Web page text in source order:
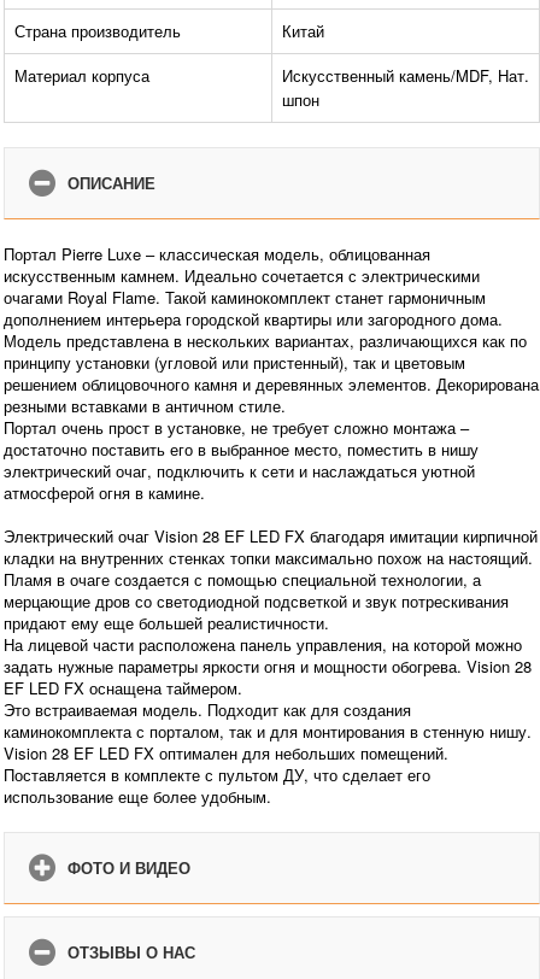
Страна производитель
Китай
Материал корпуса
Искусственный камень/MDF, Нат.
шпон
ОПИСАНИЕ
Портал Pierre Luxe – классическая модель, облицованная
искусственным камнем. Идеально сочетается с электрическими
очагами Royal Flame. Такой каминокомплект станет гармоничным
дополнением интерьера городской квартиры или загородного дома.
Модель представлена в нескольких вариантах, различающихся как по
принципу установки (угловой или пристенный), так и цветовым
решением облицовочного камня и деревянных элементов. Декорирована
резными вставками в античном стиле.
Портал очень прост в установке, не требует сложно монтажа –
достаточно поставить его в выбранное место, поместить в нишу
электрический очаг, подключить к сети и наслаждаться уютной
атмосферой огня в камине.
Электрический очаг Vision 28 EF LED FX благодаря имитации кирпичной
кладки на внутренних стенках топки максимально похож на настоящий.
Пламя в очаге создается с помощью специальной технологии, а
мерцающие дров со светодиодной подсветкой и звук потрескивания
придают ему еще большей реалистичности.
На лицевой части расположена панель управления, на которой можно
задать нужные параметры яркости огня и мощности обогрева. Vision 28
EF LED FX оснащена таймером.
Это встраиваемая модель. Подходит как для создания
каминокомплекта с порталом, так и для монтирования в стенную нишу.
Vision 28 EF LED FX оптимален для небольших помещений.
Поставляется в комплекте с пультом ДУ, что сделает его
использование еще более удобным.
ФОТО И ВИДЕО
ОТЗЫВЫ О НАС